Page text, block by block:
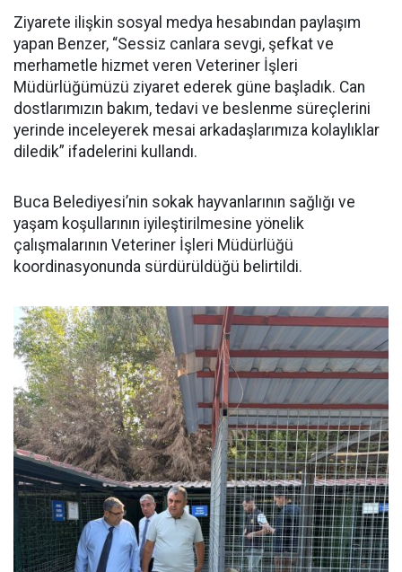
Ziyarete ilişkin sosyal medya hesabından paylaşım
yapan Benzer, “Sessiz canlara sevgi, şefkat ve
merhametle hizmet veren Veteriner İşleri
Müdürlüğümüzü ziyaret ederek güne başladık. Can
dostlarımızın bakım, tedavi ve beslenme süreçlerini
yerinde inceleyerek mesai arkadaşlarımıza kolaylıklar
diledik” ifadelerini kullandı.
Buca Belediyesi’nin sokak hayvanlarının sağlığı ve
yaşam koşullarının iyileştirilmesine yönelik
çalışmalarının Veteriner İşleri Müdürlüğü
koordinasyonunda sürdürüldüğü belirtildi.